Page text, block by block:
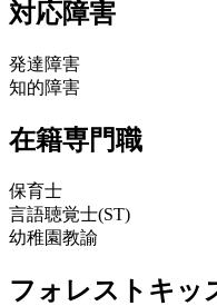
対応障害
発達障害
知的障害
在籍専門職
保育士
言語聴覚士(ST)
幼稚園教諭
フォレストキッ